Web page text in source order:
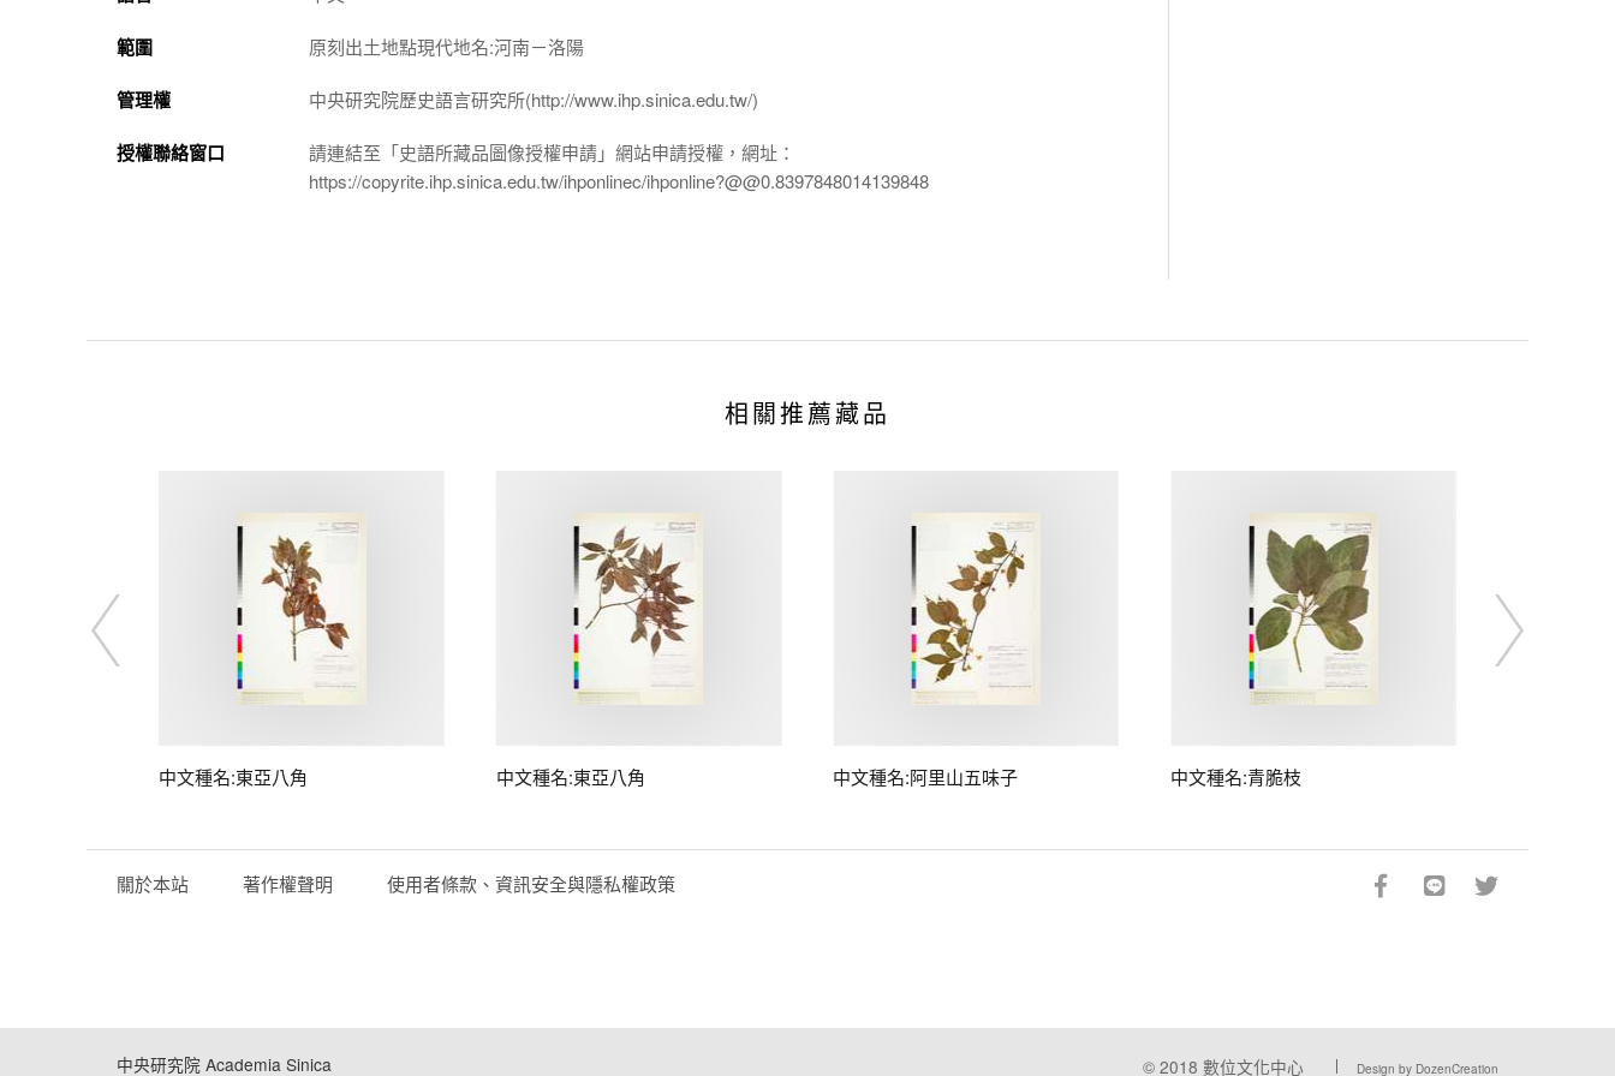
範圍 原刻出土地點現代地名:河南－洛陽
管理權 中央研究院歷史語言研究所(http://www.ihp.sinica.edu.tw/)
授權聯絡窗口
請連結至「史語所藏品圖像授權申請」網站申請授權，網址：
https://copyrite.ihp.sinica.edu.tw/ihponlinec/ihponline?@@0.8397848014139848
相關推薦藏品
中文種名:東亞八角 中文種名:東亞八角 中文種名:阿里山五味子 中文種名:青脆枝
關於本站 著作權聲明 使用者條款、資訊安全與隱私權政策
中央研究院 Academia Sinica © 2018 數位文化中心 Design by DozenCreation